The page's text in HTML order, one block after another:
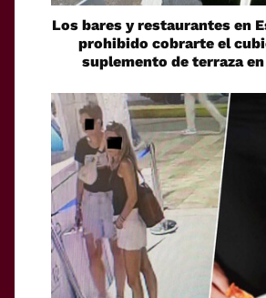
Los bares y restaurantes en
prohibido cobrarte el
suplemento de terraza